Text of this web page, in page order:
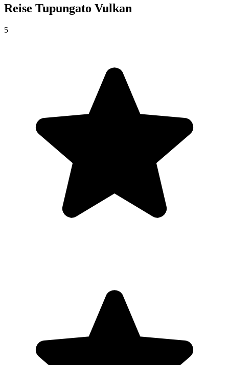
Reise Tupungato Vulkan
5